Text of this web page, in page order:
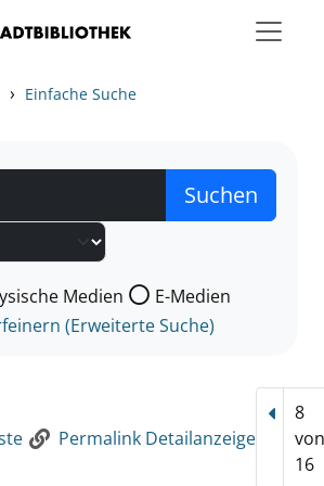
› Einfache Suche
Medienart nach der Sie suchen wollen.
Medien
E-Medien
(Erweiterte Suche)
Permalink Detailanzeige
8
16